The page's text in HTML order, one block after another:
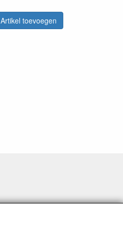
Artikel toevoegen